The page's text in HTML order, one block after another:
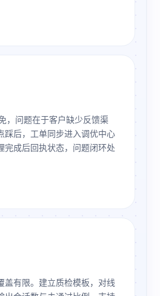
，问题在于客户缺少反馈渠
踩后，工单同步进入调优中心
完成后回执状态，问题闭环处
盖有限。建立质检模板，对线